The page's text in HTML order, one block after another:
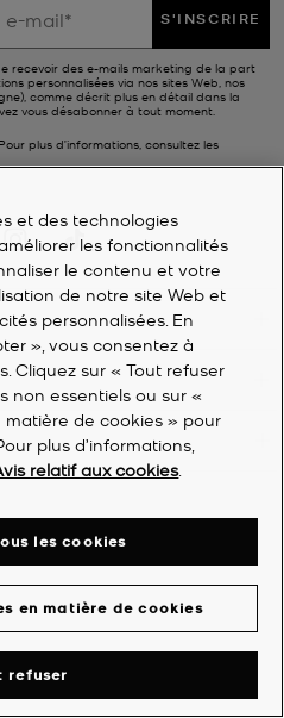
S'INSCRIRE
recevoir des e-mails marketing de la part
personnalisées via nos sites Web, nos
comme décrit plus en détail dans la
vous désabonner à tout moment.
plus d’informations, consultez les
et des technologies
les fonctionnalités
le contenu et votre
de notre site Web et
personnalisées. En
», vous consentez à
Cliquez sur « Tout refuser
non essentiels ou sur «
de cookies » pour
plus d’informations,
relatif aux cookies.
en matière de cookies
refuser
les cookies